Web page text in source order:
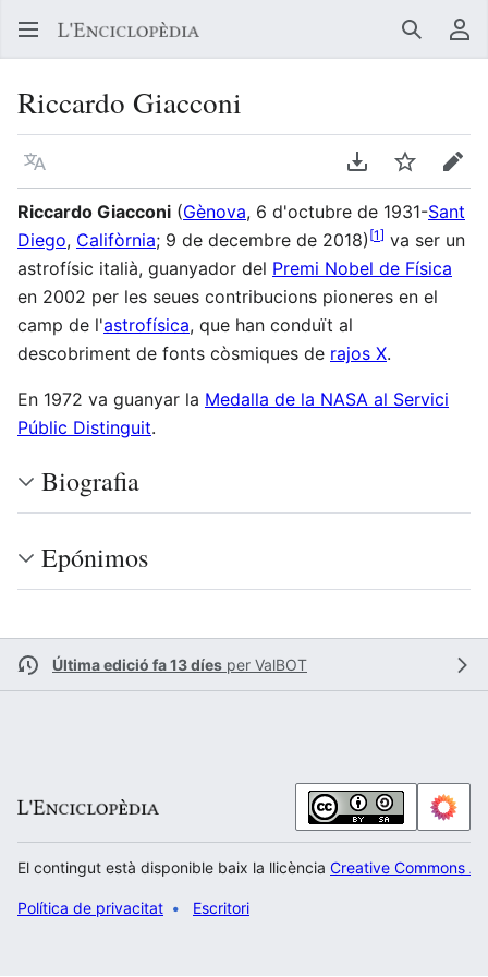
Buscar
Riccardo Giacconi
Llegir en un atre idioma Descarregar en
Vigilar
Riccardo Giacconi (Gènova, 6 d'octubre de 1931-Sant
Diego, Califòrnia; 9 de decembre de 2018) [1] va ser un
astrofísic italià, guanyador del Premi Nobel de Física
en 2002 per les seues contribucions pioneres en el
camp de l'astrofísica, que han conduït al
descobriment de fonts còsmiques de rajos X.
En 1972 va guanyar la Medalla de la NASA al Servici
Públic Distinguit.
Biografia
Epónimos
Última edició fa 13 díes per ValBOT
El contingut està disponible baix la llicència Creative Commons
Política de privacitat Escritori